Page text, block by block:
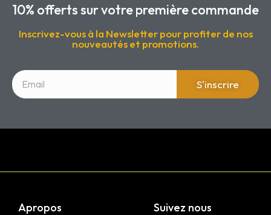
10% offerts sur votre première commande
Inscrivez-vous à la Newsletter pour profiter de nos
nouveautés et promotions.
S'inscrire
Apropos Suivez nous